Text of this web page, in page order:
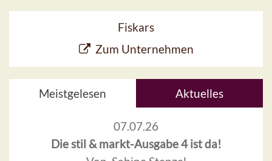
Fiskars
Zum Unternehmen
Meistgelesen Aktuelles
07.07.26
Die stil & markt-Ausgabe 4 ist da!